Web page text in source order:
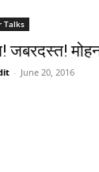
Talks
जबरदस्‍त!
- June 20, 2016